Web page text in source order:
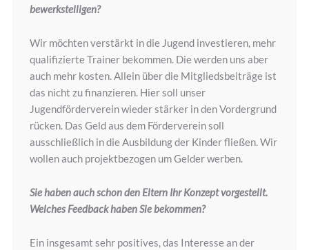
bewerkstelligen?
Wir möchten verstärkt in die Jugend investieren, mehr
qualifizierte Trainer bekommen. Die werden uns aber
auch mehr kosten. Allein über die Mitgliedsbeiträge ist
das nicht zu finanzieren. Hier soll unser
Jugendförderverein wieder stärker in den Vordergrund
rücken. Das Geld aus dem Förderverein soll
ausschließlich in die Ausbildung der Kinder fließen. Wir
wollen auch projektbezogen um Gelder werben.
Sie haben auch schon den Eltern Ihr Konzept vorgestellt.
Welches Feedback haben Sie bekommen?
Ein insgesamt sehr positives, das Interesse an der